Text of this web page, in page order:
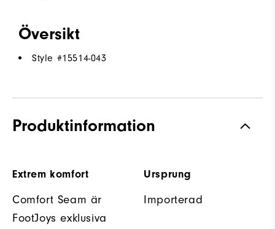
Översikt
Style #15514-043
Produktinformation
Extrem komfort
Comfort Seam är
FootJoys exklusiva
Ursprung
Importerad